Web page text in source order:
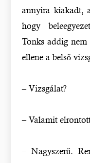
annyira kiakadt,
hogy
Tonks addig
ellene a belső
– Vizsgálat?
– Valamit
– Nagyszerű.